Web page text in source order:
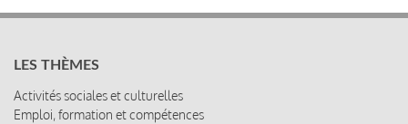
LES THÈMES
Activités sociales et culturelles
Emploi, formation et compétences